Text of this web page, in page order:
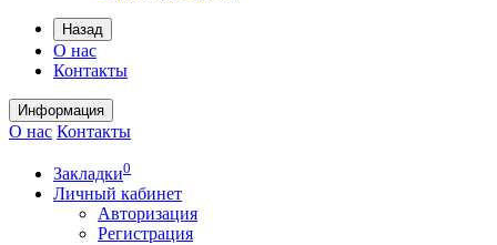
Назад
О нас
Контакты
Информация
О нас Контакты
Закладки0
Личный кабинет
Авторизация
Регистрация